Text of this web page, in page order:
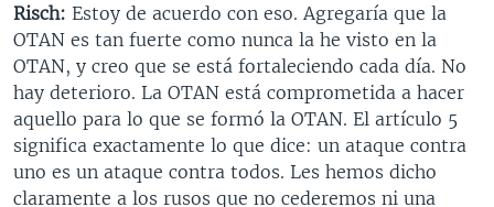
Risch: Estoy de acuerdo con eso. Agregaría que la
OTAN es tan fuerte como nunca la he visto en la
OTAN, y creo que se está fortaleciendo cada día. No
hay deterioro. La OTAN está comprometida a hacer
aquello para lo que se formó la OTAN. El artículo 5
significa exactamente lo que dice: un ataque contra
uno es un ataque contra todos. Les hemos dicho
claramente a los rusos que no cederemos ni una